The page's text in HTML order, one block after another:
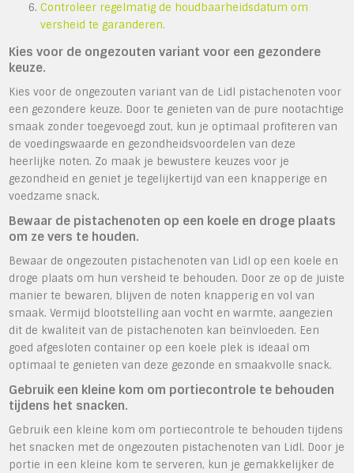
Controleer regelmatig de houdbaarheidsdatum om
versheid te garanderen.
Kies voor de ongezouten variant voor een gezondere
keuze.
Kies voor de ongezouten variant van de Lidl pistachenoten voor
een gezondere keuze. Door te genieten van de pure nootachtige
smaak zonder toegevoegd zout, kun je optimaal profiteren van
de voedingswaarde en gezondheidsvoordelen van deze
heerlijke noten. Zo maak je bewustere keuzes voor je
gezondheid en geniet je tegelijkertijd van een knapperige en
voedzame snack.
Bewaar de pistachenoten op een koele en droge plaats
om ze vers te houden.
Bewaar de ongezouten pistachenoten van Lidl op een koele en
droge plaats om hun versheid te behouden. Door ze op de juiste
manier te bewaren, blijven de noten knapperig en vol van
smaak. Vermijd blootstelling aan vocht en warmte, aangezien
dit de kwaliteit van de pistachenoten kan beïnvloeden. Een
goed afgesloten container op een koele plek is ideaal om
optimaal te genieten van deze gezonde en smaakvolle snack.
Gebruik een kleine kom om portiecontrole te behouden
tijdens het snacken.
Gebruik een kleine kom om portiecontrole te behouden tijdens
het snacken met de ongezouten pistachenoten van Lidl. Door je
portie in een kleine kom te serveren, kun je gemakkelijker de